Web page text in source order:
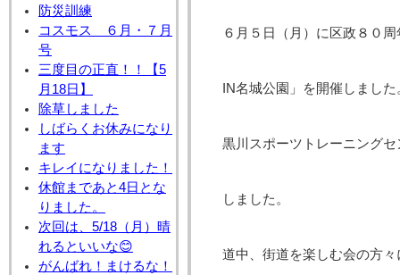
防災訓練
コスモス ６月・７月
号
三度目の正直！！【5
月18日】
除草しました
しばらくお休みになり
ます
キレイになりました！
休館まであと4日とな
りました。
次回は、5/18（月）晴
れるといいな😊
がんばれ！まけるな！
６月５日（月）に区政８０
IN名城公園」を開催しました
黒川スポーツトレーニング
しました。
道中、街道を楽しむ会の方